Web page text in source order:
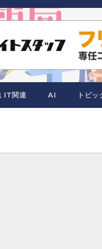
IT関連 AI トピッ